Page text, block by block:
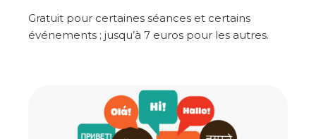
Gratuit pour certaines séances et certains
événements ; jusqu’à 7 euros pour les autres.